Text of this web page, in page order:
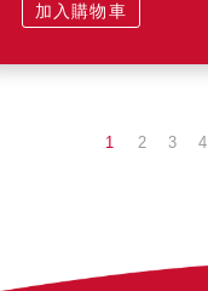
加入購物車
1 2 3 4